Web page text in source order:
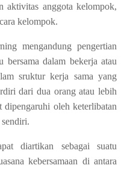
aktivitas anggota kelompok,
kelompok.
mengandung pengertian
bersama dalam bekerja atau
sruktur kerja sama yang
dari dua orang atau lebih
dipengaruhi oleh keterlibatan
diartikan sebagai suatu
kebersamaan di antara